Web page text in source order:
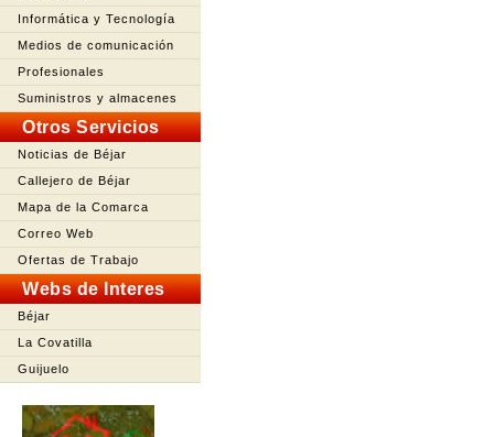
Informática y Tecnología
Medios de comunicación
Profesionales
Suministros y almacenes
Otros Servicios
Noticias de Béjar
Callejero de Béjar
Mapa de la Comarca
Correo Web
Ofertas de Trabajo
Webs de Interes
Béjar
La Covatilla
Guijuelo